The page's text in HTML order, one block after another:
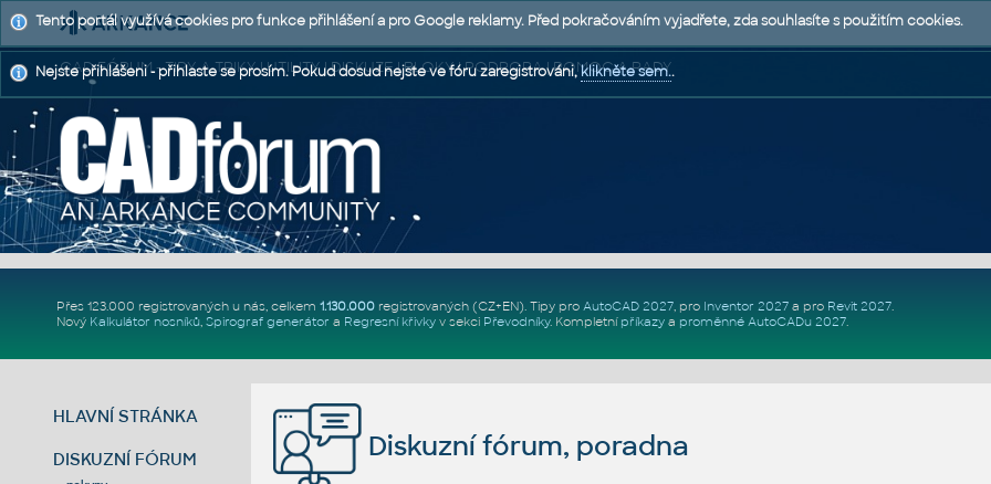
CAD FÓRUM - TIPY A TRIKY | UTILITY | DISKUZE | BLOKY | PODPORA | POMOC A RADY
Přes 123.000 registrovaných u nás, celkem 1.130.000registrovaných (CZ+EN). Tipy pro AutoCAD 2027, pro Inventor 2027a pro Revit 2027.
Nový Kalkulátor nosníků, Spirograf generátor a Regresní křivkyv sekci Převodníky. Kompletní příkazya proměnné AutoCADu 2027.
HLAVNÍ STRÁNKA
DISKUZNÍ FÓRUM Diskuzní fórum, poradna
Tento portál využívá cookies pro funkce přihlášení a pro Google reklamy. Před pokračováním vyjadřete, zda souhlasíte s použitím cookies.
Nejste přihlášeni - přihlaste se prosím. Pokud dosud nejste ve fóru zaregistrováni,klikněte sem..